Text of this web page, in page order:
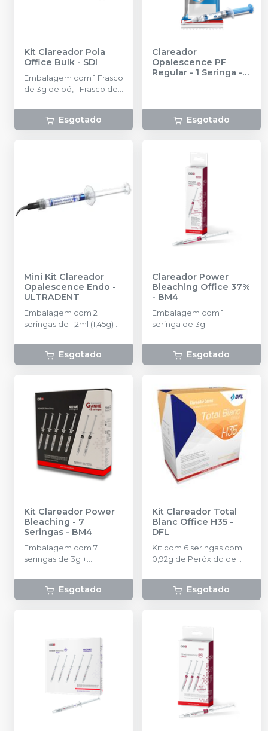
Kit Clareador Pola
Office Bulk - SDI
Embalagem com 1 Frasco
de 3g de pó, 1 Frasco de
Seringas de 1g de
Barreira Gengival e
Esgotado
Clareador
Opalescence PF
Regular - 1 Seringa -
Esgotado
Mini Kit Clareador
Opalescence Endo -
ULTRADENT
Embalagem com 2
seringas de 1,2ml (1,45g) +
Esgotado
Clareador Power
Bleaching Office 37%
- BM4
Embalagem com 1
seringa de 3g.
Esgotado
Kit Clareador Power
Bleaching - 7
Seringas - BM4
Embalagem com 7
seringas de 3g +
Esgotado
Kit Clareador Total
Blanc Office H35 -
DFL
Kit com 6 seringas com
0,92g de Peróxido de
seringas com 0,30g de
Espessante + 1 frasco com
Acessórios (pontas
aplicadoras e conector)
Esgotado